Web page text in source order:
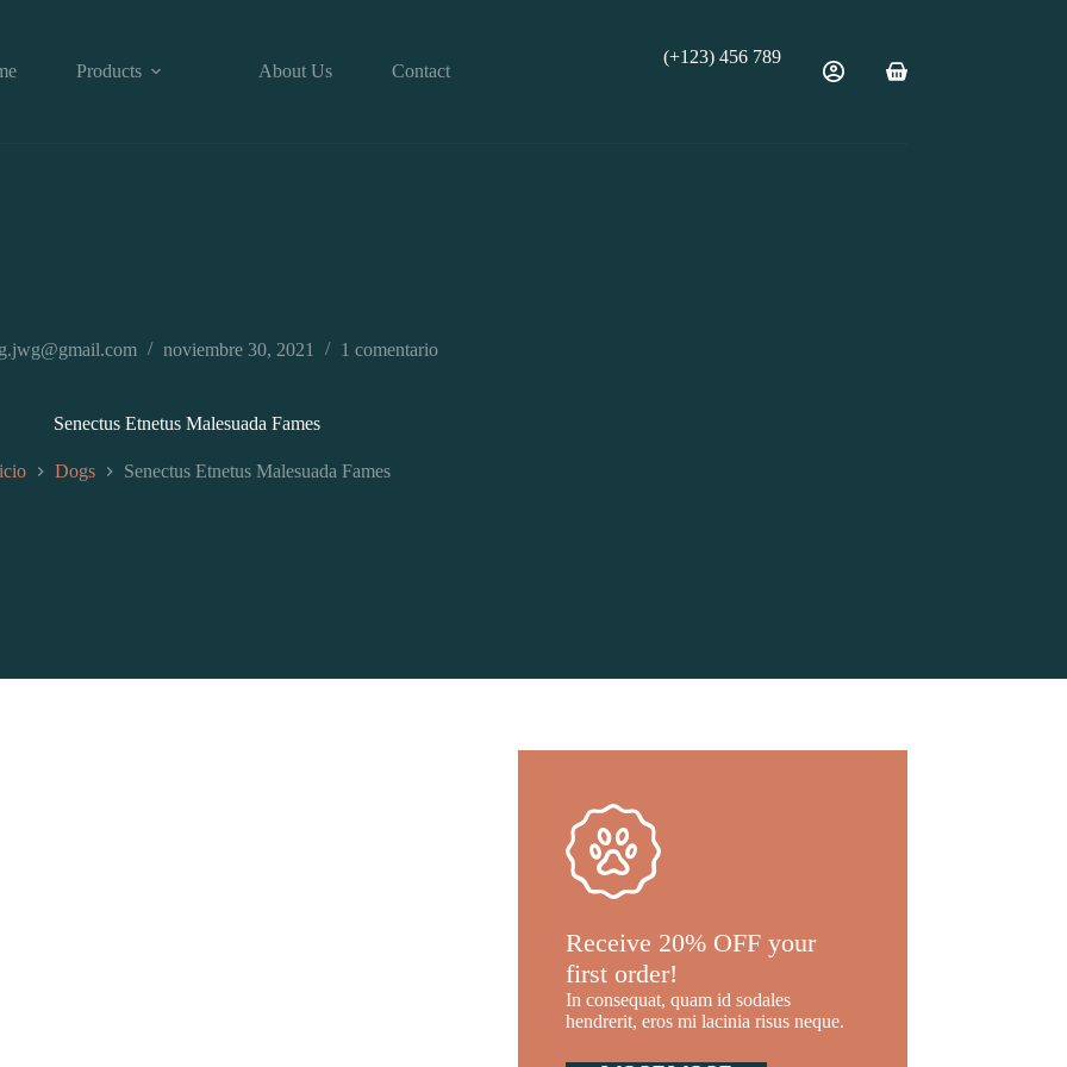
Products About Us Contact
(+123) 456 789
Carro
noviembre 30, 2021 1 comentario
Senectus Etnetus Malesuada Fames
Dogs Senectus Etnetus Malesuada Fames
Receive 20% OFF your
first order!
In consequat, quam id sodales
hendrerit, eros mi lacinia risus neque.